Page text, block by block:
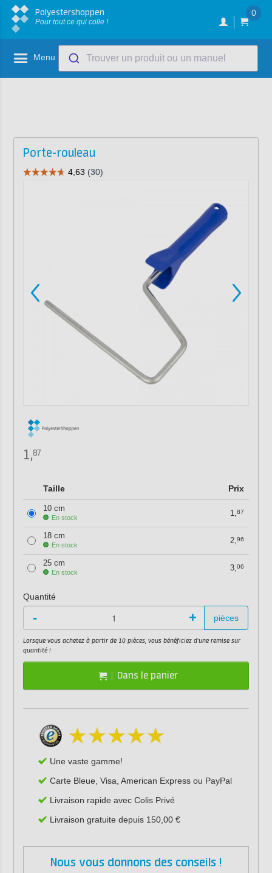
Polyestershoppen
Pour tout ce qui colle !
0
Menu Trouver un produit ou un manuel
Porte-rouleau
1,87
Taille Prix
10 cm
En stock 1,87
18 cm
En stock 2,96
25 cm
En stock 3,06
Quantité
- + pièces
Lorsque vous achetez à partir de 10 pièces, vous bénéficiez d'une remise sur
quantité !
Dans le panier
Une vaste gamme!
Carte Bleue, Visa, American Express ou PayPal
Livraison rapide avec Colis Privé
Livraison gratuite depuis 150,00 €
Nous vous donnons des conseils !